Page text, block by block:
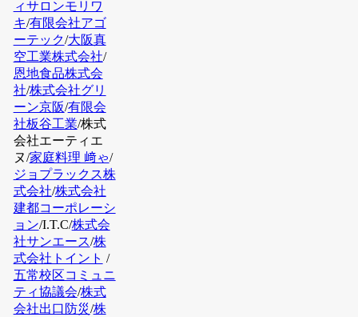
ィサロンモリワ
キ/有限会社アゴ
ーテック/大阪真
空工業株式会社/
恩地食品株式会
社/株式会社グリ
ーン京阪/有限会
社板谷工業/株式
会社エーティエ
ヌ/家庭料理 﨑ゃ/
ジョプラックス株
式会社/株式会社
建都コーポレーシ
ョン/I.T.C/株式会
社サンエース/株
式会社トイント /
五常校区コミュニ
ティ協議会/株式
会社出口防災/株